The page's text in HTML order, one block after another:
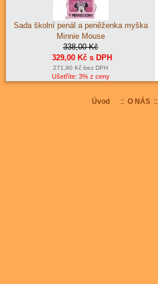
Sada školní penál a peněženka myška
Minnie Mouse
338,00 Kč
329,00 Kč s DPH
271,90 Kč bez DPH
Ušetříte: 3% z ceny
Úvod :: O NÁS::